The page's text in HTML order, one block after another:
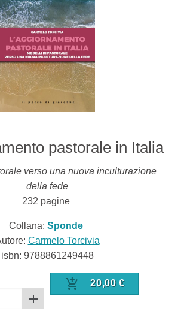
pastorale in Italia
verso una nuova inculturazione
della fede
232 pagine
Collana: Sponde
Carmelo Torcivia
isbn: 9788861249448
20,00 €